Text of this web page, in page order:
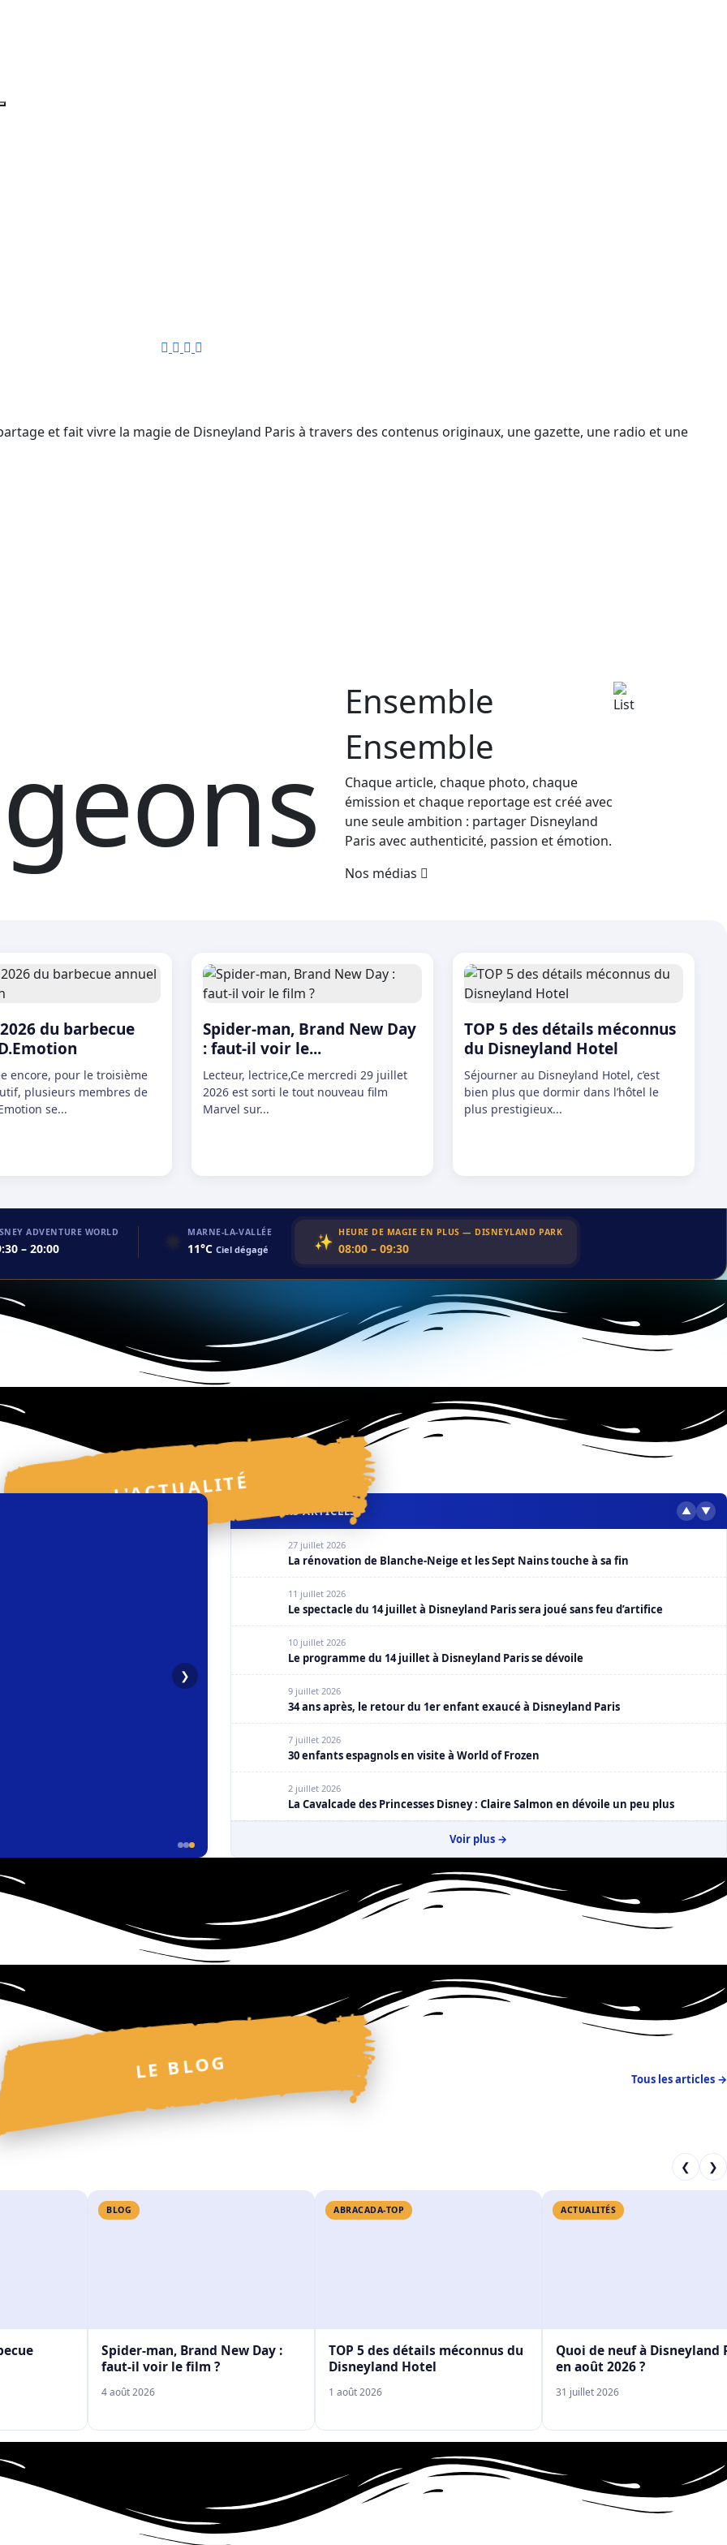
et fait vivre la magie de Disneyland Paris à travers des contenus originaux, une gazette, une radio et une
Ensemble
Ensemble
Chaque article, chaque photo, chaque
émission et chaque reportage est créé avec
une seule ambition : partager Disneyland
Paris avec authenticité, passion et émotion.
Nos médias
du barbecue
encore, pour le troisième
plusieurs membres de
se...
Spider-man, Brand New Day
: faut-il voir le...
Lecteur, lectrice,Ce mercredi 29 juillet
2026 est sorti le tout nouveau film
Marvel sur...
TOP 5 des détails méconnus
du Disneyland Hotel
Séjourner au Disneyland Hotel, c’est
bien plus que dormir dans l’hôtel le
plus prestigieux...
ADVENTURE WORLD
– 20:00 ☀️ MARNE-LA-VALLÉE
11°CCiel dégagé ✨ HEURE DE MAGIE EN PLUS — DISNEYLAND PARK
08:00 – 09:30
L'ACTUALITÉ
❯
DERNIERS ARTICLES ▲ ▼
27 juillet 2026
La rénovation de Blanche-Neige et les Sept Nains touche à sa fin
11 juillet 2026
Le spectacle du 14 juillet à Disneyland Paris sera joué sans feu d’artifice
10 juillet 2026
Le programme du 14 juillet à Disneyland Paris se dévoile
9 juillet 2026
34 ans après, le retour du 1er enfant exaucé à Disneyland Paris
7 juillet 2026
30 enfants espagnols en visite à World of Frozen
2 juillet 2026
La Cavalcade des Princesses Disney : Claire Salmon en dévoile un peu plus
Voir plus →
LE BLOG Tous les articles →
❮ ❯
BLOG
Spider-man, Brand New Day :
faut-il voir le film ?
4 août 2026
ABRACADA-TOP
TOP 5 des détails méconnus du
Disneyland Hotel
1 août 2026
ACTUALITÉS
Quoi de neuf à Disneyland
en août 2026 ?
31 juillet 2026